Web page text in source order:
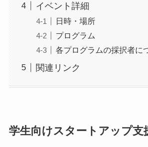
イベント詳細
日時・場所
プログラム
各プログラムの採択者に
関連リンク
学生向けスタートアップ支